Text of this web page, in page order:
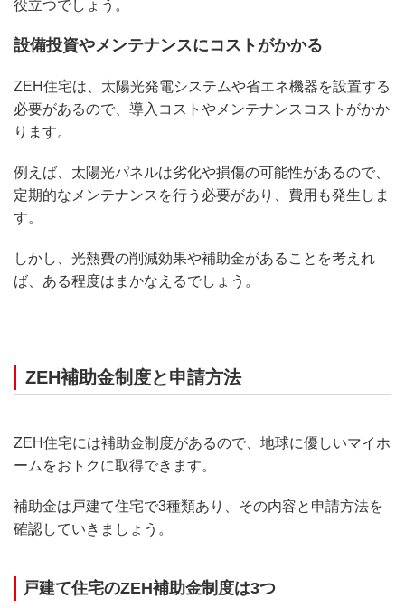
役立つでしょう。
設備投資やメンテナンスにコストがかかる
ZEH住宅は、太陽光発電システムや省エネ機器を設置する
必要があるので、導入コストやメンテナンスコストがかか
ります。
例えば、太陽光パネルは劣化や損傷の可能性があるので、
定期的なメンテナンスを行う必要があり、費用も発生しま
す。
しかし、光熱費の削減効果や補助金があることを考えれ
ば、ある程度はまかなえるでしょう。
ZEH補助金制度と申請方法
ZEH住宅には補助金制度があるので、地球に優しいマイホ
ームをおトクに取得できます。
補助金は戸建て住宅で3種類あり、その内容と申請方法を
確認していきましょう。
戸建て住宅のZEH補助金制度は3つ